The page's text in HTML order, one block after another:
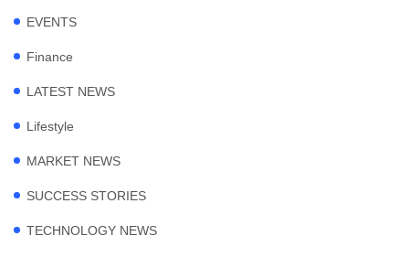
EVENTS
Finance
LATEST NEWS
Lifestyle
MARKET NEWS
SUCCESS STORIES
TECHNOLOGY NEWS